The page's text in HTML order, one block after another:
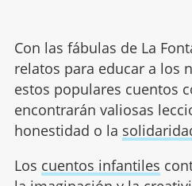
Con las fábulas de La
relatos para educar a los
estos populares cuentos
encontrarán valiosas
honestidad o la
Los cuentos infantiles